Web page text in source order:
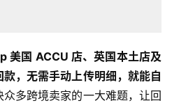
美国 ACCU 店、英国本土店及
，无需手动上传明细，就能自
众多跨境卖家的一大难题，让回